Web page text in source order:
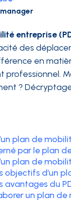
entreprise
des
en
professionnel.
?
plan de
par le plan
plan de
objectifs d’un
avantages du
un plan de